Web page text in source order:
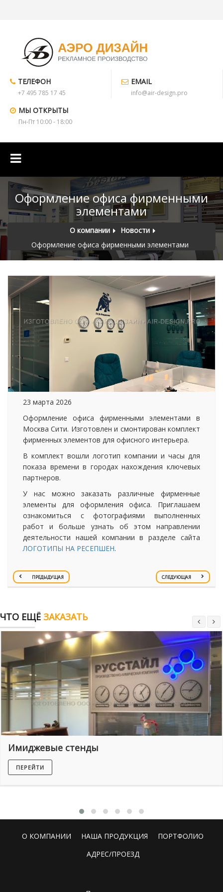
ТЕЛЕФОН
+7 495 785 17 45
EMAIL
info@air-design.pro
МЫ ОТКРЫТЫ
Пн-Пт 10:00 - 18:00
Оформление офиса фирменными
элементами
О компании
Новости
Оформление офиса фирменными элементами
23 марта 2026
Оформление офиса фирменными элементами в
Москва Сити. Изготовлен и смонтирован комплект
фирменных элементов для офисного интерьера.
В комплект вошли логотип компании и часы для
показа времени в городах нахождения ключевых
партнеров.
У нас можно заказать различные фирменные
элементы для оформления офиса. Приглашаем
ознакомиться с фотографиями выполненных
работ и больше узнать об этом направлении
деятельности нашей компании в разделе сайта
ЛОГОТИПЫ НА РЕСЕПШЕН.
ПРЕДЫДУЩАЯ СЛЕДУЮЩАЯ
ЧТО ЕЩЁ ЗАКАЗАТЬ
Имиджевые стенды
ПЕРЕЙТИ
О КОМПАНИИ НАША ПРОДУКЦИЯ
ПОРТФОЛИО
АДРЕС/ПРОЕЗД